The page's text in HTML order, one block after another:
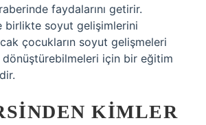
faydalarını getirir.
birlikte soyut gelişimlerini
çocukların soyut gelişmeleri
dönüştürebilmeleri için bir eğitim
KIMLER